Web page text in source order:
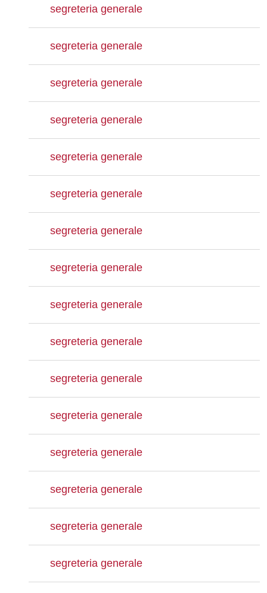
segreteria generale
segreteria generale
segreteria generale
segreteria generale
segreteria generale
segreteria generale
segreteria generale
segreteria generale
segreteria generale
segreteria generale
segreteria generale
segreteria generale
segreteria generale
segreteria generale
segreteria generale
segreteria generale